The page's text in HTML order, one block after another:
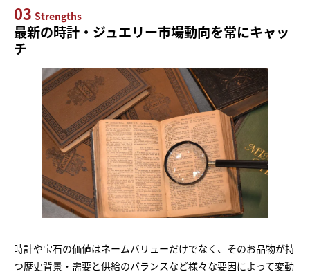
03 Strengths
最新の時計・ジュエリー市場動向を常にキャッ
チ
時計や宝石の価値はネームバリューだけでなく、そのお品物が持
つ歴史背景・需要と供給のバランスなど様々な要因によって変動